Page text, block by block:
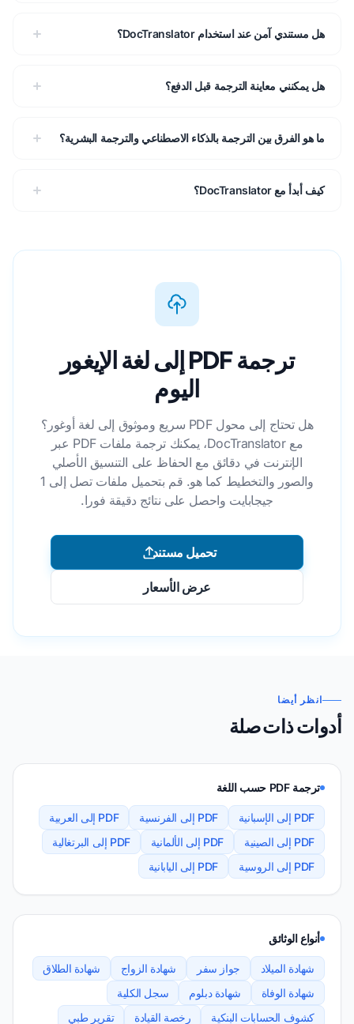
هل مستندي آمن عند استخدام DocTranslator؟
هل يمكنني معاينة الترجمة قبل الدفع؟
ما هو الفرق بين الترجمة بالذكاء الاصطناعي والترجمة البشرية؟
كيف أبدأ مع DocTranslator؟
ترجمة PDF إلى لغة الإيغور
اليوم
هل تحتاج إلى محول PDF سريع وموثوق إلى لغة أوغور؟
مع DocTranslator، يمكنك ترجمة ملفات PDF عبر
الإنترنت في دقائق مع الحفاظ على التنسيق الأصلي
والصور والتخطيط كما هو. قم بتحميل ملفات تصل إلى 1
جيجابايت واحصل على نتائج دقيقة فورا.
تحميل مستند
عرض الأسعار
انظر أيضا
أدوات ذات صلة
ترجمة PDF حسب اللغة
PDF إلى الإسبانية PDF إلى الفرنسية
PDF إلى العربية
PDF إلى الصينية
PDF إلى الألمانية
PDF إلى البرتغالية
PDF إلى الروسية
PDF إلى اليابانية
أنواع الوثائق
شهادة الميلاد جواز سفر شهادة الزواج
شهادة الطلاق
شهادة الوفاة
شهادة دبلوم
سجل الكلية
كشوف الحسابات البنكية
رخصة القيادة
تقرير طبي